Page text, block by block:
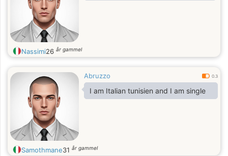
Nassimi26 år gammel
Abruzzo 0.3
I am Italian tunisien and I am single
Samothmane31 år gammel